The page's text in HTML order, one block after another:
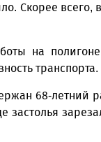
Скорее всего,
на
транспорта.
68-летний
застолья